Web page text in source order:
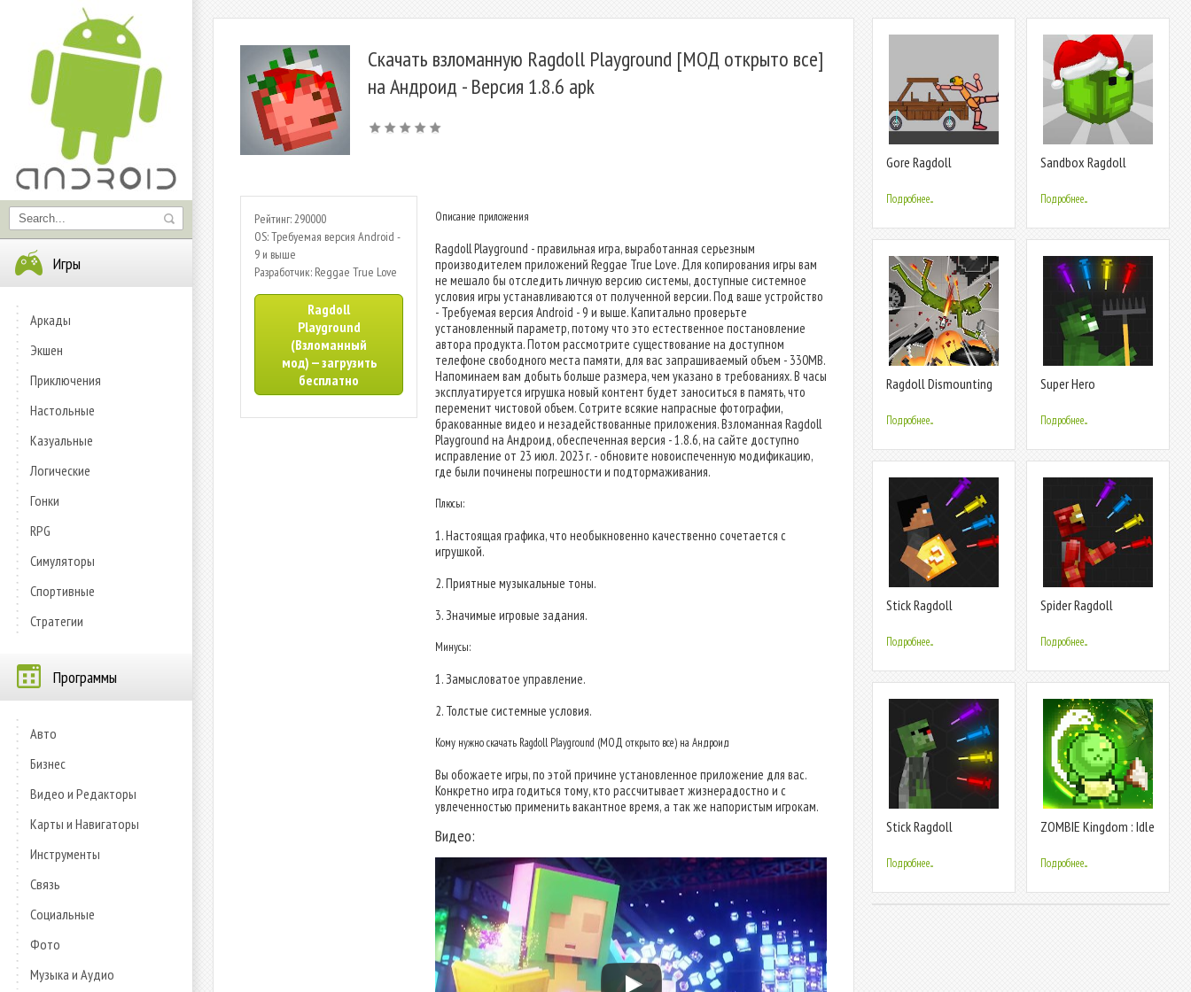
Игры
Аркады
Экшен
Приключения
Настольные
Казуальные
Логические
Гонки
RPG
Симуляторы
Спортивные
Стратегии
Программы
Авто
Бизнес
Видео и Редакторы
Карты и Навигаторы
Инструменты
Связь
Социальные
Фото
Музыка и Аудио
Скачать взломанную Ragdoll Playground [МОД открыто все]
на Андроид - Версия 1.8.6 apk
Рейтинг: 290000
OS: Требуемая версия Android -
9 и выше
Разработчик: Reggae True Love
Ragdoll
Playground
(Взломанный
мод) — загрузить
бесплатно
Описание приложения
Ragdoll Playground - правильная игра, выработанная серьезным
производителем приложений Reggae True Love. Для копирования игры вам
не мешало бы отследить личную версию системы, доступные системное
условия игры устанавливаются от полученной версии. Под ваше устройство
- Требуемая версия Android - 9 и выше. Капитально проверьте
установленный параметр, потому что это естественное постановление
автора продукта. Потом рассмотрите существование на доступном
телефоне свободного места памяти, для вас запрашиваемый объем - 330MB.
Напоминаем вам добыть больше размера, чем указано в требованиях. В часы
эксплуатируется игрушка новый контент будет заноситься в память, что
переменит чистовой объем. Сотрите всякие напрасные фотографии,
бракованные видео и незадействованные приложения. Взломанная Ragdoll
Playground на Андроид, обеспеченная версия - 1.8.6, на сайте доступно
исправление от 23 июл. 2023 г. - обновите новоиспеченную модификацию,
где были починены погрешности и подтормаживания.
Плюсы:
1. Настоящая графика, что необыкновенно качественно сочетается с
игрушкой.
2. Приятные музыкальные тоны.
3. Значимые игровые задания.
Минусы:
1. Замысловатое управление.
2. Толстые системные условия.
Кому нужно скачать Ragdoll Playground (МОД открыто все) на Андроид
Вы обожаете игры, по этой причине установленное приложение для вас.
Конкретно игра годиться тому, кто рассчитывает жизнерадостно и с
увлеченностью применить вакантное время, а так же напористым игрокам.
Видео:
Gore Ragdoll
Подробнее...
Sandbox Ragdoll
Подробнее...
Ragdoll Dismounting
Подробнее...
Super Hero
Stick
Подробнее...
Stick Ragdoll
Craft
Подробнее...
Spider Ragdoll
Human
Подробнее...
Stick Ragdoll
People
Подробнее...
ZOMBIE Kingdom : Idle
Подробнее...